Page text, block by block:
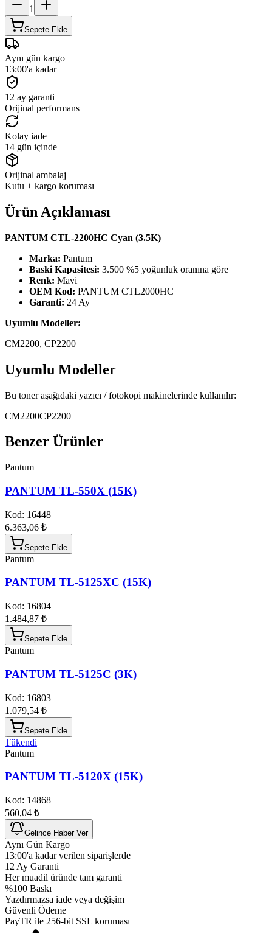
1
Sepete Ekle
Aynı gün kargo
13:00'a kadar
12 ay garanti
Orijinal performans
Kolay iade
14 gün içinde
Orijinal ambalaj
Kutu + kargo koruması
Ürün Açıklaması
PANTUM CTL-2200HC Cyan (3.5K)
Marka: Pantum
Baski Kapasitesi: 3.500 %5 yoğunluk oranına göre
Renk: Mavi
OEM Kod: PANTUM CTL2000HC
Garanti: 24 Ay
Uyumlu Modeller:
CM2200, CP2200
Uyumlu Modeller
Bu toner aşağıdaki yazıcı / fotokopi makinelerinde kullanılır:
CM2200CP2200
Benzer Ürünler
Pantum
PANTUM TL-550X (15K)
Kod: 16448
6.363,06 ₺
Sepete Ekle
Pantum
PANTUM TL-5125XC (15K)
Kod: 16804
1.484,87 ₺
Sepete Ekle
Pantum
PANTUM TL-5125C (3K)
Kod: 16803
1.079,54 ₺
Sepete Ekle
Tükendi
Pantum
PANTUM TL-5120X (15K)
Kod: 14868
560,04 ₺
Gelince Haber Ver
Aynı Gün Kargo
13:00'a kadar verilen siparişlerde
12 Ay Garanti
Her muadil üründe tam garanti
%100 Baskı
Yazdırmazsa iade veya değişim
Güvenli Ödeme
PayTR ile 256-bit SSL koruması